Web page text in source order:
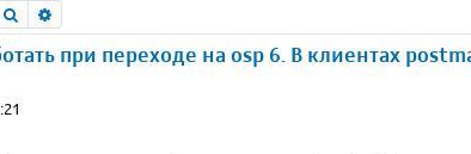
Поиск
при переходе на osp 6. В клиентах